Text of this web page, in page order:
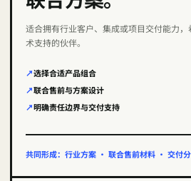
适合拥有行业客户、集成或项目交付能力
术支持的伙伴。
选择合适产品组合
联合售前与方案设计
明确责任边界与交付支持
共同形成：行业方案 · 联合售前材料 · 交付